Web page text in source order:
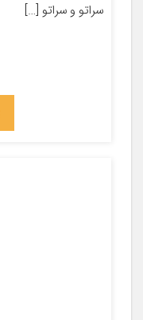
سراتو و سراتو […]